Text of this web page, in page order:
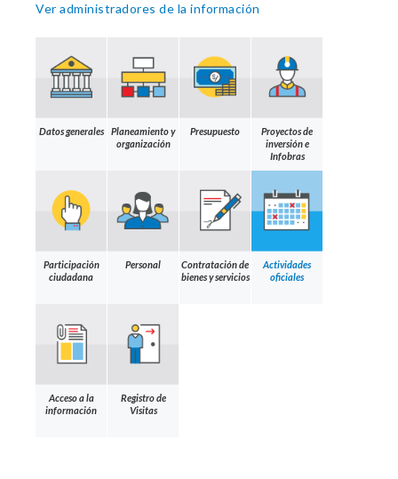
Ver administradores de la información
Datos generales
Planeamiento y
organización
Presupuesto
Proyectos de
inversión e
Infobras
Participación
ciudadana
Personal
Contratación de
bienes y servicios
Actividades
oficiales
Acceso a la
información
Registro de
Visitas